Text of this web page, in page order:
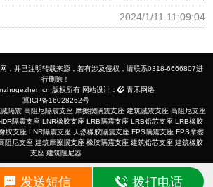
2024/1/11 11:09:04
发送短信 拨打电话
，并已注明转载来源，若有涉及侵权，请联系0318-6666807进
行删除！
版权所有 网站设计：
青禾网络
冀ICP备16028262号
隔震 高阻尼隔震支座 摩擦摆隔震支座 建筑减震支座 高阻尼支座
隔震支座 LNR橡胶支座 LRB隔震支座 LRB铅芯支座 LRB橡胶
胶支座 LNR隔震支座 天然橡胶隔震支座 FPS隔震支座 FPS摩擦
阻尼支座 建筑摩擦摆支座 橡胶隔震支座 建筑铅芯支座 建筑橡胶
支座 建筑阻尼器